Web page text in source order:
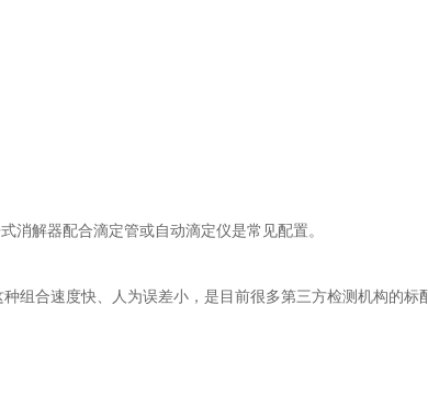
解器配合滴定管或自动滴定仪是常见配置。
合速度快、人为误差小，是目前很多第三方检测机构的标